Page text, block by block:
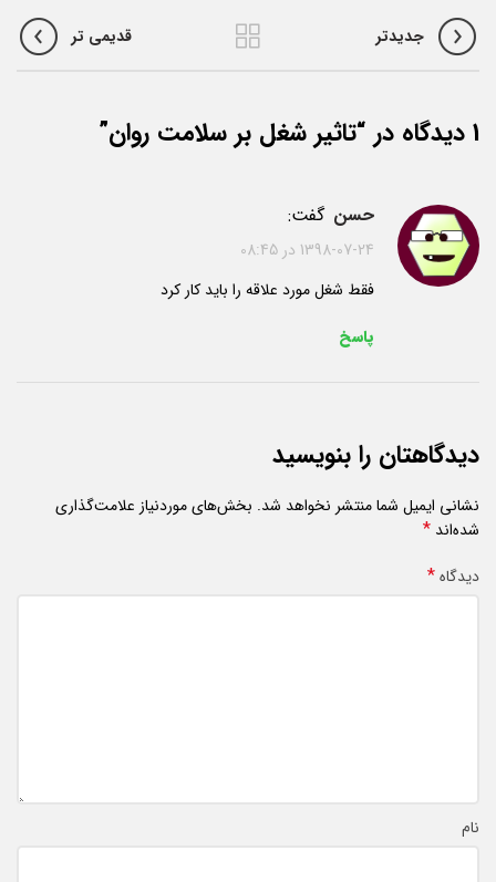
جدیدتر قدیمی تر
1 دیدگاه در “ تاثیر شغل بر سلامت روان”
حسن گفت:
1398-07-24 در 08:45
فقط شغل مورد علاقه را باید کار کرد
پاسخ
دیدگاهتان را بنویسید
نشانی ایمیل شما منتشر نخواهد شد. بخش‌های موردنیاز علامت‌گذاری
شده‌اند *
دیدگاه*
نام